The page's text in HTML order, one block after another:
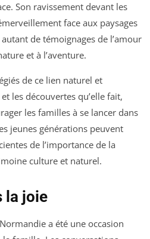
Son ravissement devant les
face aux paysages
de témoignages de l’amour
et à l’aventure.
de ce lien naturel et
les découvertes qu’elle fait,
les familles à se lancer dans
jeunes générations peuvent
de l’importance de la
culture et naturel.
la joie
a été une occasion